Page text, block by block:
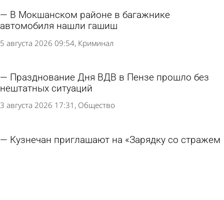
В Мокшанском районе в багажнике
автомобиля нашли гашиш
5 августа 2026 09:54 Криминал
Празднование Дня ВДВ в Пензе прошло без
нештатных ситуаций
3 августа 2026 17:31 Общество
Кузнечан приглашают на «Зарядку со стражем